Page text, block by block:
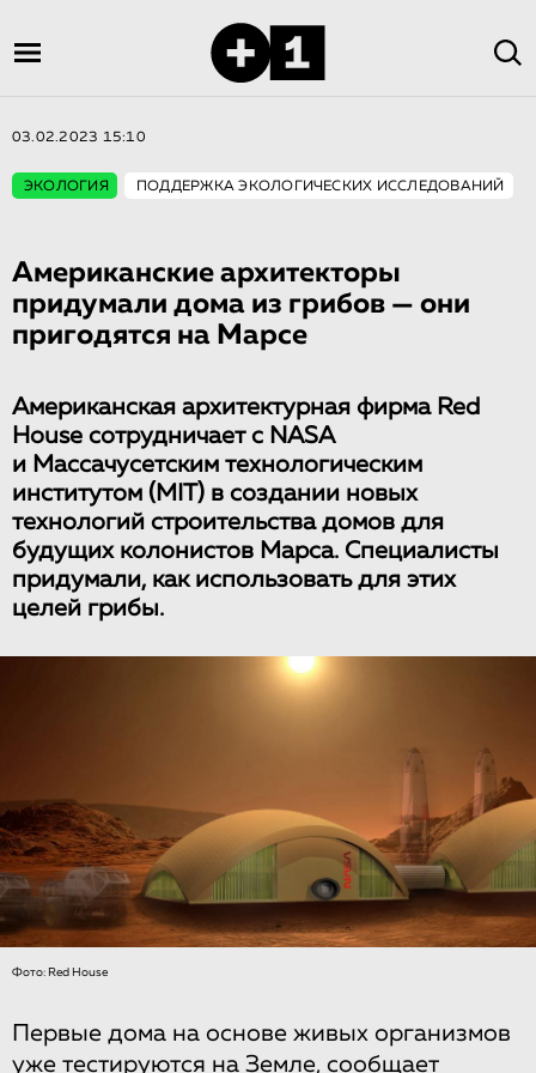
03.02.2023 15:10
ЭКОЛОГИЯ ПОДДЕРЖКА ЭКОЛОГИЧЕСКИХ ИССЛЕДОВАНИЙ
Американские архитекторы
придумали дома из грибов — они
пригодятся на Марсе
Американская архитектурная фирма Red
House сотрудничает с NASA
и Массачусетским технологическим
институтом (MIT) в создании новых
технологий строительства домов для
будущих колонистов Марса. Специалисты
придумали, как использовать для этих
целей грибы.
Фото: Red House
Первые дома на основе живых организмов
уже тестируются на Земле, сообщает